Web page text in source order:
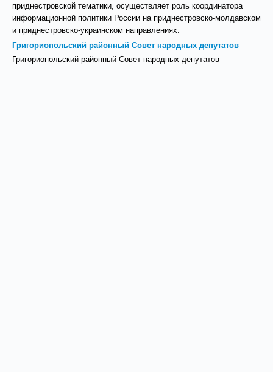
приднестровской тематики, осуществляет роль координатора
информационной политики России на приднестровско-молдавском
и приднестровско-украинском направлениях.
Григориопольский районный Совет народных депутатов
Григориопольский районный Совет народных депутатов